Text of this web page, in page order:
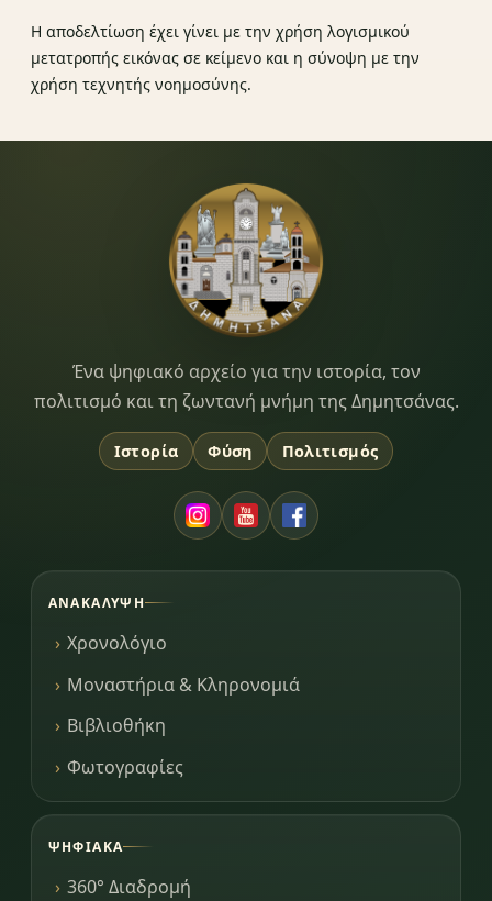
Η αποδελτίωση έχει γίνει με την χρήση λογισμικού
μετατροπής εικόνας σε κείμενο και η σύνοψη με την
χρήση τεχνητής νοημοσύνης.
Dimitsana.gr
Ένα ψηφιακό αρχείο για την ιστορία, τον
πολιτισμό και τη ζωντανή μνήμη της Δημητσάνας.
Ιστορία Φύση Πολιτισμός
ΑΝΑΚΆΛΥΨΗ
Χρονολόγιο
Μοναστήρια & Κληρονομιά
Βιβλιοθήκη
Φωτογραφίες
ΨΗΦΙΑΚΆ
360° Διαδρομή